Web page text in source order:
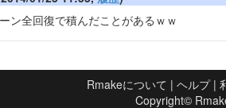
ン全回復で積んだことがあるｗｗ
Rmakeについて | ヘルプ|
Copyright©